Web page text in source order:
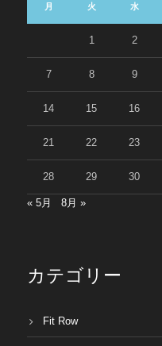
月 火 水
1 2
7 8 9
14 15 16
21 22 23
28 29 30
« 5月 8月 »
カテゴリー
Fit Row